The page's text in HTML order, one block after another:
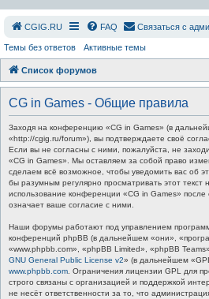
СGIG.RU FAQ Связаться с
Темы без ответов Активные темы
Список форумов
CG in Games - Общие правила
Заходя на конференцию «CG in Games» (в
«http://cgig.ru/forum»), вы подтверждаете своё
Если вы не согласны с ними, пожалуйста, не
«CG in Games». Мы оставляем за собой право
сделаем всё возможное, чтобы уведомить вас об
бы разумным регулярно просматривать этот текст
использование конференции «CG in Games» после
означает ваше согласие с ними.
Наши форумы работают под управлением
конференций phpBB (в дальнейшем «они»,
«www.phpbb.com», «phpBB Limited», «phpBB
GNU General Public License v2» (в дальнейшем
www.phpbb.com . Ограничения лицензии GPL для
строго связаны с организацией и поддержкой
не несёт ответственности за то, что